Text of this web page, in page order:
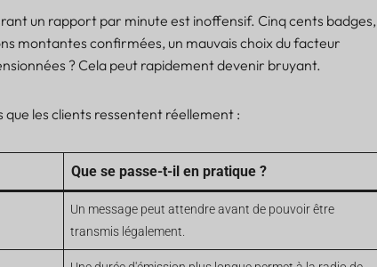
un rapport par minute est inoffensif. Cinq cents badges,
montantes confirmées, un mauvais choix du facteur
? Cela peut rapidement devenir bruyant.
les clients ressentent réellement :
Que se passe-t-il en pratique ?
Un message peut attendre avant de pouvoir être
transmis légalement.